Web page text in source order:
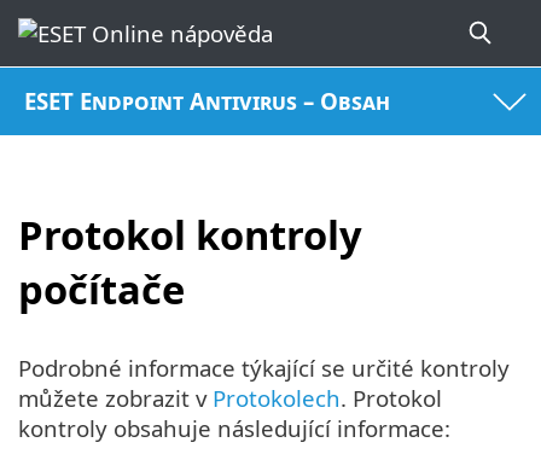
ESET Endpoint Antivirus – Obsah
Protokol kontroly
počítače
Podrobné informace týkající se určité kontroly
můžete zobrazit v Protokolech. Protokol
kontroly obsahuje následující informace: